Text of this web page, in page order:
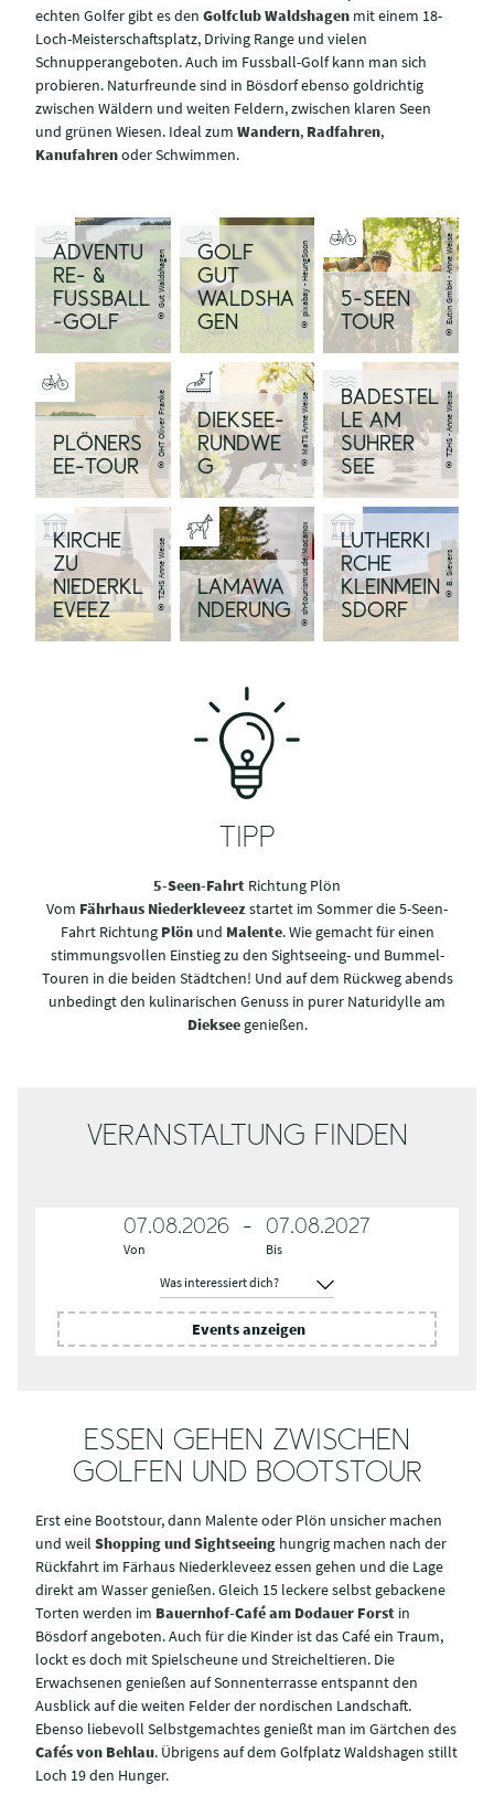
echten Golfer gibt es den Golfclub Waldshagen mit einem 18-
Loch-Meisterschaftsplatz, Driving Range und vielen
Schnupperangeboten. Auch im Fussball-Golf kann man sich
probieren. Naturfreunde sind in Bösdorf ebenso goldrichtig
zwischen Wäldern und weiten Feldern, zwischen klaren Seen
und grünen Wiesen. Ideal zum Wandern, Radfahren,
Kanufahrenoder Schwimmen.
ADVENTU
RE- &
FUSSBALL
-GOLF
© Gut Waldshagen
GOLF
GUT
WALDSHA
GEN
© pixabay - HeungSoon
5-SEEN
TOUR
© Eutin GmbH - Anne Weise
PLÖNERS
EE-TOUR
© OHT Oliver Franke
DIEKSEE-
RUNDWE
G
© MaTS Anne Weise
BADESTEL
LE AM
SUHRER
SEE
© TZHS - Anne Weise
KIRCHE
ZU
NIEDERKL
EVEEZ
© TZHS Anne Weise
LAMAWA
NDERUNG © sh-tourismus.de/Mocanox
LUTHERKI
RCHE
KLEINMEIN
SDORF
© B. Sievers
TIPP
5-Seen-Fahrt Richtung Plön
Vom Fährhaus Niederkleveezstartet im Sommer die 5-Seen-
Fahrt Richtung Plönund Malente. Wie gemacht für einen
stimmungsvollen Einstieg zu den Sightseeing- und Bummel-
Touren in die beiden Städtchen! Und auf dem Rückweg abends
unbedingt den kulinarischen Genuss in purer Naturidylle am
Diekseegenießen.
VERANSTALTUNG FINDEN
Von
07.08.2026 -
Bis
07.08.2027
W
s
r
e
s
i
e
d
i
c
h
?
Events anzeigen
ESSEN GEHEN ZWISCHEN
GOLFEN UND BOOTSTOUR
Erst eine Bootstour, dann Malente oder Plön unsicher machen
und weil Shopping und Sightseeing hungrig machen nach der
Rückfahrt im Färhaus Niederkleveez essen gehen und die Lage
direkt am Wasser genießen. Gleich 15 leckere selbst gebackene
Torten werden im Bauernhof-Café am Dodauer Forst in
Bösdorf angeboten. Auch für die Kinder ist das Café ein Traum,
lockt es doch mit Spielscheune und Streicheltieren. Die
Erwachsenen genießen auf Sonnenterrasse entspannt den
Ausblick auf die weiten Felder der nordischen Landschaft.
Ebenso liebevoll Selbstgemachtes genießt man im Gärtchen des
Cafés von Behlau. Übrigens auf dem Golfplatz Waldshagen stillt
Loch 19 den Hunger.